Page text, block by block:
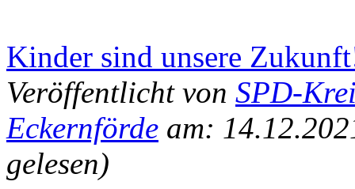
Kinder sind unsere
Veröffentlicht von SPD-
Eckernförde am:
gelesen)